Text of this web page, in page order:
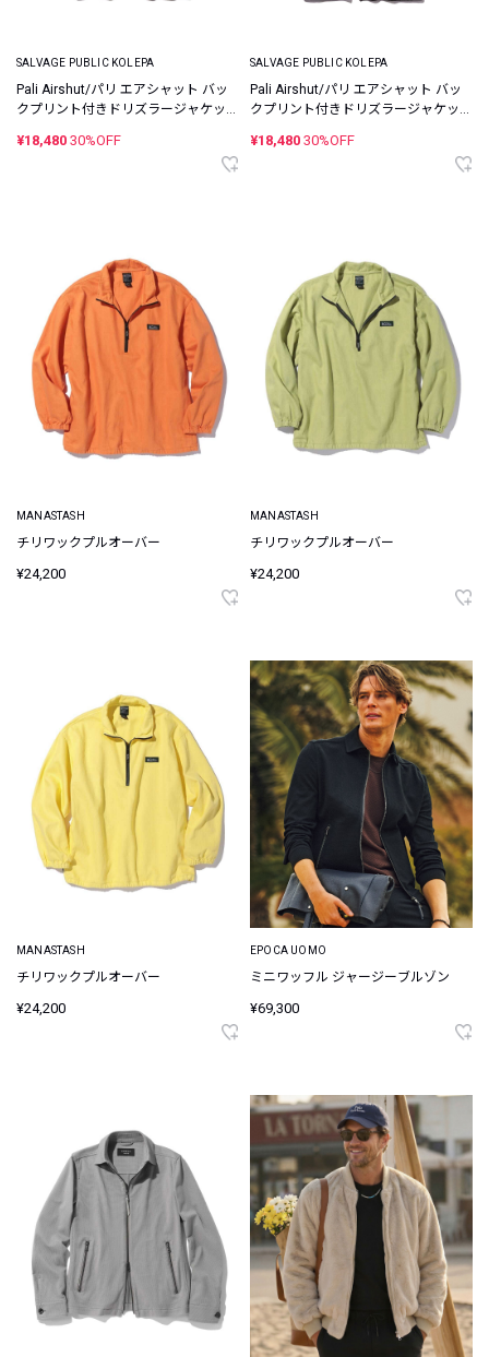
SALVAGE PUBLIC KOLEPA
Pali Airshut/パリ エアシャット バッ
クプリント付きドリズラージャケッ
¥18,480 30%OFF
SALVAGE PUBLIC KOLEPA
Pali Airshut/パリ エアシャット バッ
クプリント付きドリズラージャケッ
¥18,480 30%OFF
MANASTASH
チリワックプルオーバー
¥24,200
MANASTASH
チリワックプルオーバー
¥24,200
MANASTASH
チリワックプルオーバー
¥24,200
EPOCA UOMO
ミニワッフル ジャージーブルゾン
¥69,300